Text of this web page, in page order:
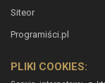
Siteor
Programiści.pl
PLIKI COOKIES: